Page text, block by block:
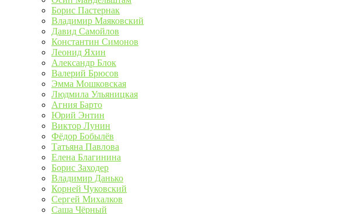
Борис Пастернак
Владимир Маяковский
Давид Самойлов
Константин Симонов
Леонид Яхин
Александр Блок
Валерий Брюсов
Эмма Мошковская
Людмила Ульяницкая
Агния Барто
Юрий Энтин
Виктор Лунин
Фёдор Бобылёв
Татьяна Павлова
Елена Благинина
Борис Заходер
Владимир Данько
Корней Чуковский
Сергей Михалков
Саша Чёрный